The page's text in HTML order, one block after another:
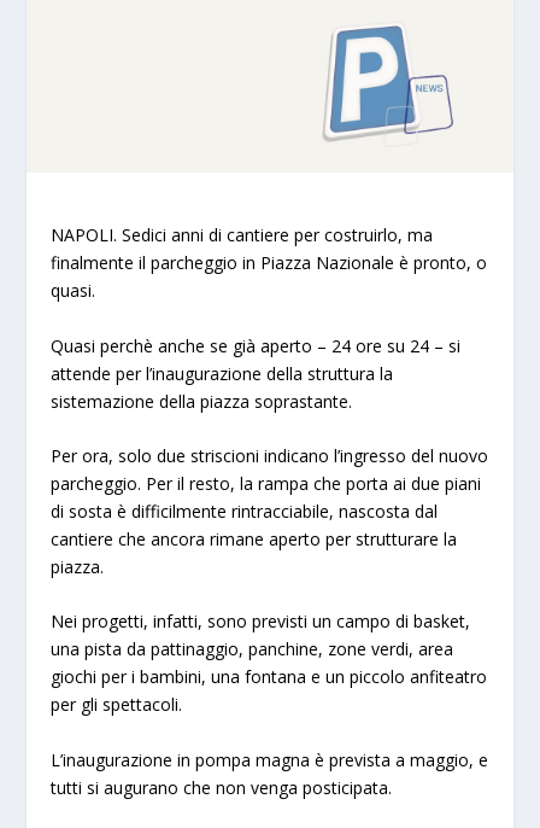
NAPOLI. Sedici anni di cantiere per costruirlo, ma
finalmente il parcheggio in Piazza Nazionale è pronto, o
quasi.
Quasi perchè anche se già aperto – 24 ore su 24 – si
attende per l’inaugurazione della struttura la
sistemazione della piazza soprastante.
Per ora, solo due striscioni indicano l’ingresso del nuovo
parcheggio. Per il resto, la rampa che porta ai due piani
di sosta è difficilmente rintracciabile, nascosta dal
cantiere che ancora rimane aperto per strutturare la
piazza.
Nei progetti, infatti, sono previsti un campo di basket,
una pista da pattinaggio, panchine, zone verdi, area
giochi per i bambini, una fontana e un piccolo anfiteatro
per gli spettacoli.
L’inaugurazione in pompa magna è prevista a maggio, e
tutti si augurano che non venga posticipata.